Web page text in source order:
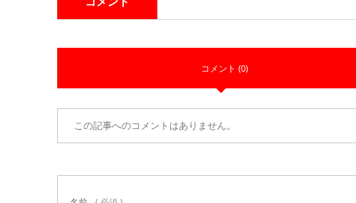
コメント (0)
この記事へのコメントはありません。